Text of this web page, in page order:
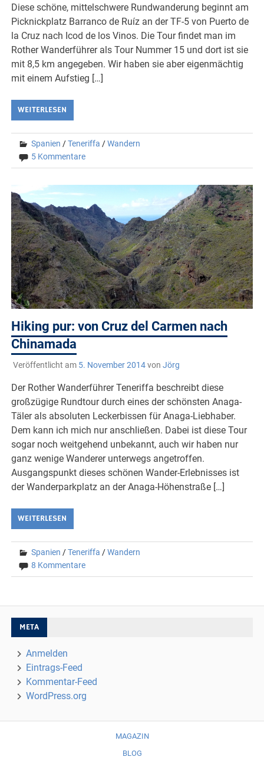
Diese schöne, mittelschwere Rundwanderung beginnt am
Picknickplatz Barranco de Ruíz an der TF-5 von Puerto de
la Cruz nach Icod de los Vinos. Die Tour findet man im
Rother Wanderführer als Tour Nummer 15 und dort ist sie
mit 8,5 km angegeben. Wir haben sie aber eigenmächtig
mit einem Aufstieg […]
WEITERLESEN
Spanien /Teneriffa /Wandern
5 Kommentare
Hiking pur: von Cruz del Carmen nach
Chinamada
Veröffentlicht am 5. November 2014von Jörg
Der Rother Wanderführer Teneriffa beschreibt diese
großzügige Rundtour durch eines der schönsten Anaga-
Täler als absoluten Leckerbissen für Anaga-Liebhaber.
Dem kann ich mich nur anschließen. Dabei ist diese Tour
sogar noch weitgehend unbekannt, auch wir haben nur
ganz wenige Wanderer unterwegs angetroffen.
Ausgangspunkt dieses schönen Wander-Erlebnisses ist
der Wanderparkplatz an der Anaga-Höhenstraße […]
WEITERLESEN
Spanien /Teneriffa /Wandern
8 Kommentare
META
Anmelden
Eintrags-Feed
Kommentar-Feed
WordPress.org
MAGAZIN
BLOG